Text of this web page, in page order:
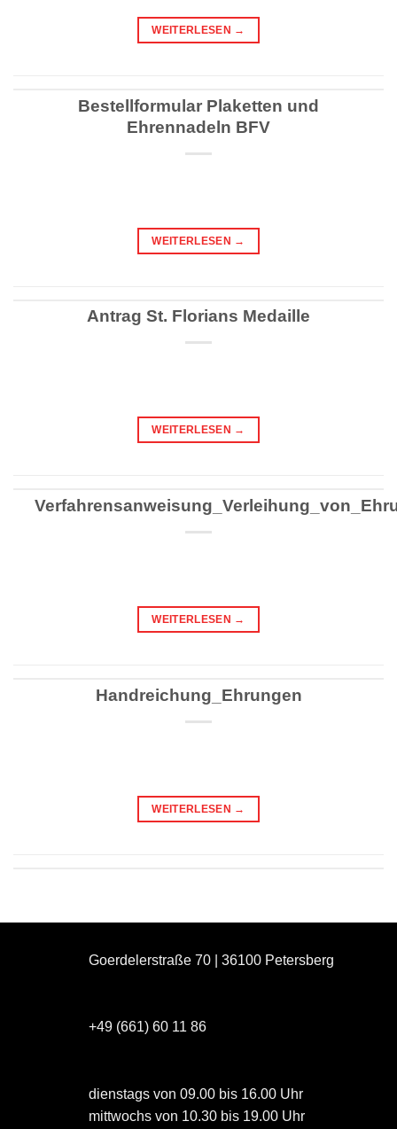
WEITERLESEN →
Bestellformular Plaketten und
Ehrennadeln BFV
WEITERLESEN →
Antrag St. Florians Medaille
WEITERLESEN →
WEITERLESEN →
Handreichung_Ehrungen
WEITERLESEN →
Goerdelerstraße 70 | 36100 Petersberg
+49 (661) 60 11 86
dienstags von 09.00 bis 16.00 Uhr
mittwochs von 10.30 bis 19.00 Uhr